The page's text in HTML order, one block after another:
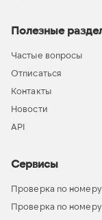
Полезные
Частые вопросы
Отписаться
Контакты
Новости
API
Сервисы
Проверка по
Проверка по номеру